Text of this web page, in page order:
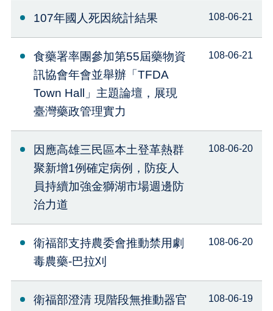
107年國人死因統計結果 108-06-21
食藥署率團參加第55屆藥物資
訊協會年會並舉辦「TFDA
Town Hall」主題論壇，展現
臺灣藥政管理實力
108-06-21
因應高雄三民區本土登革熱群
聚新增1例確定病例，防疫人
員持續加強金獅湖市場週邊防
治力道
108-06-20
衛福部支持農委會推動禁用劇
毒農藥-巴拉刈
108-06-20
衛福部澄清 現階段無推動器官
108-06-19